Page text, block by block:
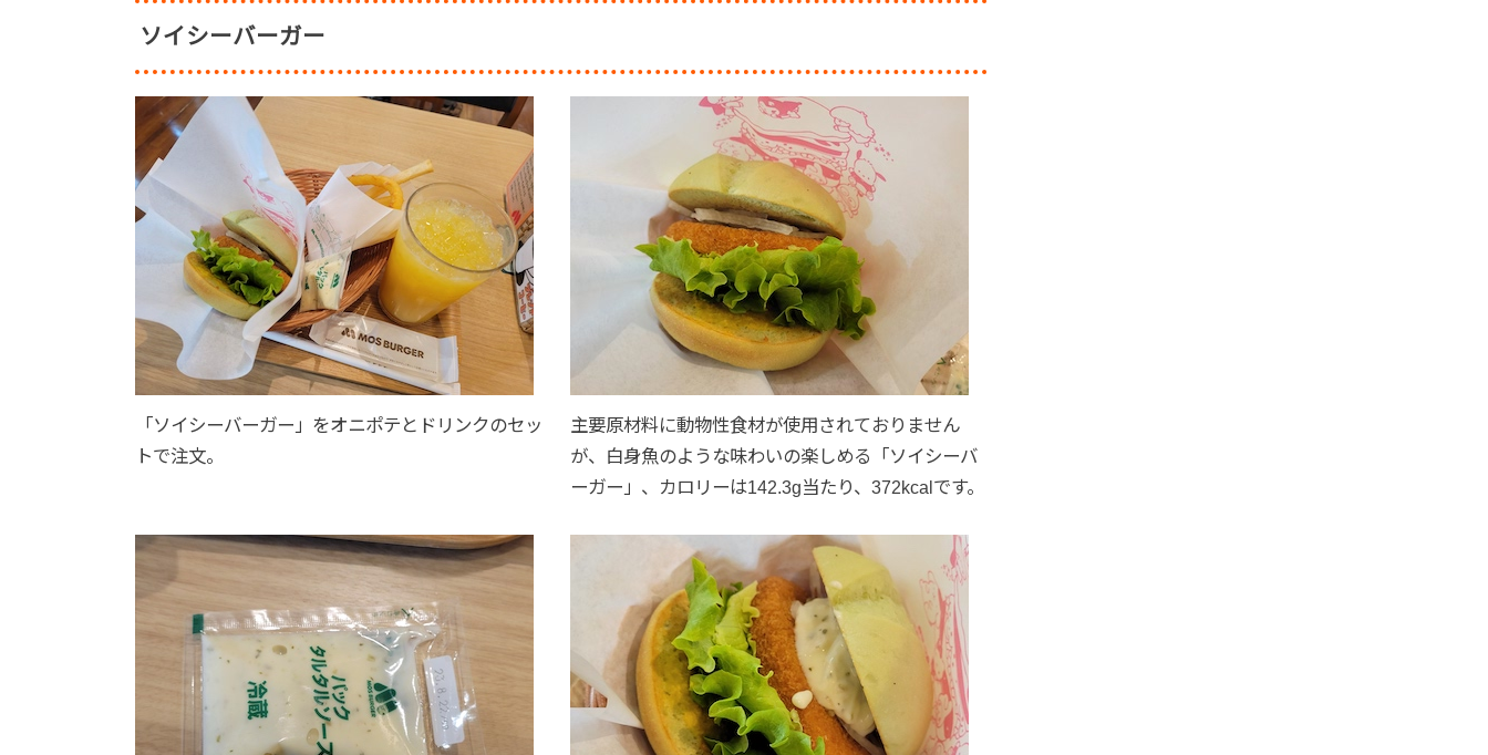
ソイシーバーガー
「ソイシーバーガー」をオニポテとドリンクのセッ
トで注文。
主要原材料に動物性食材が使用されておりません
が、白身魚のような味わいの楽しめる「ソイシーバ
ーガー」、カロリーは142.3g当たり、372kcalです。